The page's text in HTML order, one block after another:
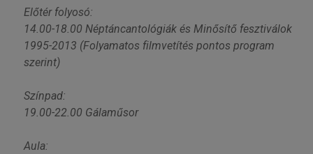
Előtér folyosó:
14.00-18.00 Néptáncantológiák és Minősítő fesztiválok
1995-2013 (Folyamatos filmvetítés pontos program
szerint)
Színpad:
19.00-22.00 Gálaműsor
Aula: